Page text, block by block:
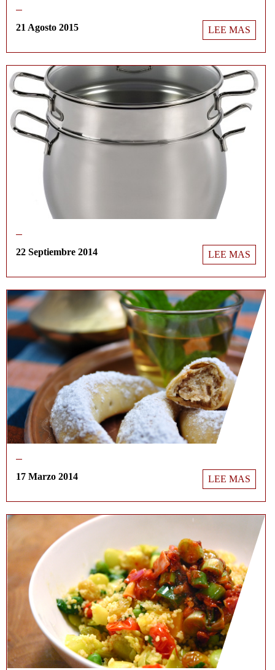
21 Agosto 2015 LEE MAS
22 Septiembre 2014 LEE MAS
17 Marzo 2014 LEE MAS